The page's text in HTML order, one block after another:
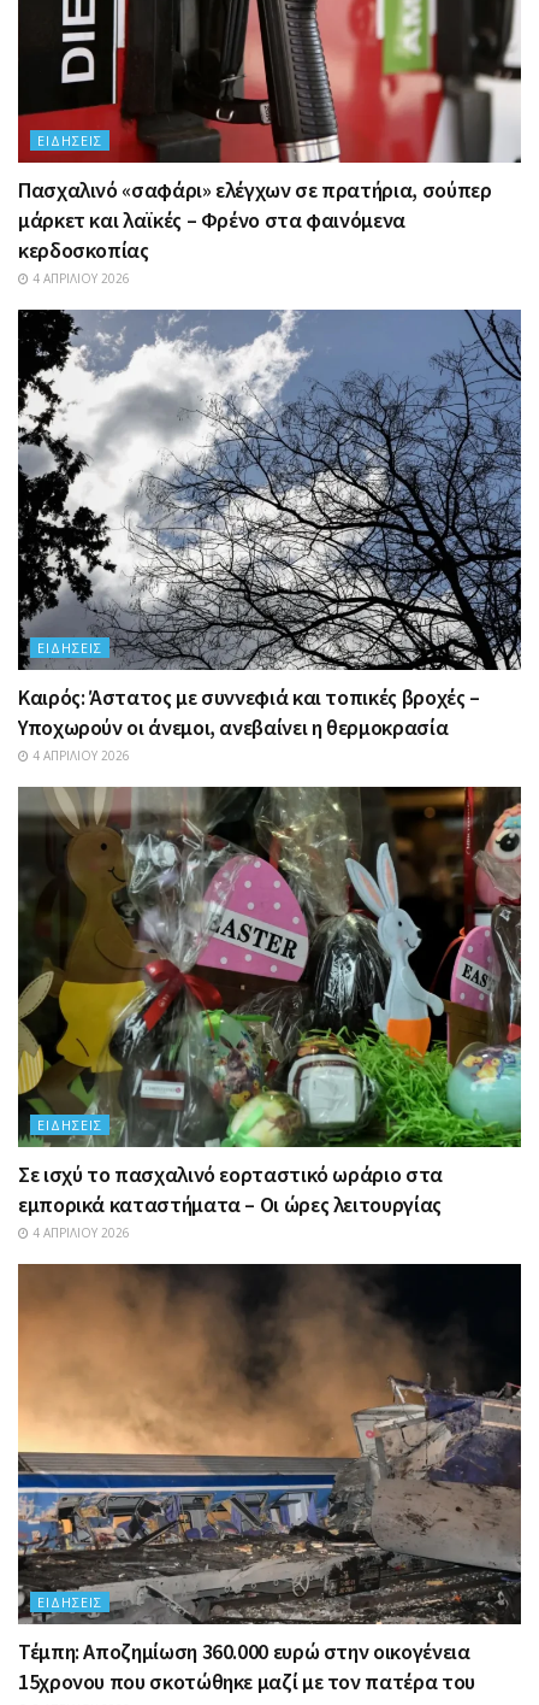
ΕΙΔΉΣΕΙΣ
Πασχαλινό «σαφάρι» ελέγχων σε πρατήρια, σούπερ
μάρκετ και λαϊκές – Φρένο στα φαινόμενα
κερδοσκοπίας
4 ΑΠΡΙΛΊΟΥ 2026
ΕΙΔΉΣΕΙΣ
Καιρός: Άστατος με συννεφιά και τοπικές βροχές –
Υποχωρούν οι άνεμοι, ανεβαίνει η θερμοκρασία
4 ΑΠΡΙΛΊΟΥ 2026
ΕΙΔΉΣΕΙΣ
Σε ισχύ το πασχαλινό εορταστικό ωράριο στα
εμπορικά καταστήματα – Οι ώρες λειτουργίας
4 ΑΠΡΙΛΊΟΥ 2026
ΕΙΔΉΣΕΙΣ
Τέμπη: Αποζημίωση 360.000 ευρώ στην οικογένεια
15χρονου που σκοτώθηκε μαζί με τον πατέρα του